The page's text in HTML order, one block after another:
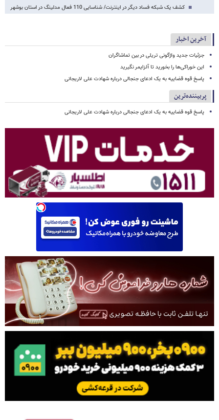
کشف یک شبکه فساد دیگر در اینترنت/ شناسایی 110 فعال مدلینگ در استان بوشهر
آخرین اخبار
جزئیات جدید واژگونی تریلی در بین تماشاگران
این خوراکی‌ها را بخورید تا آلزایمر نگیرید
پاسخ قوه قضاییه به یک ادعای جنجالی درباره شهادت علی لاریجانی
پربیننده‌ترین
پاسخ قوه قضاییه به یک ادعای جنجالی درباره شهادت علی لاریجانی